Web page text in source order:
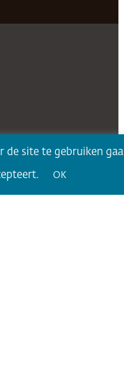
de site te gebruiken
OK